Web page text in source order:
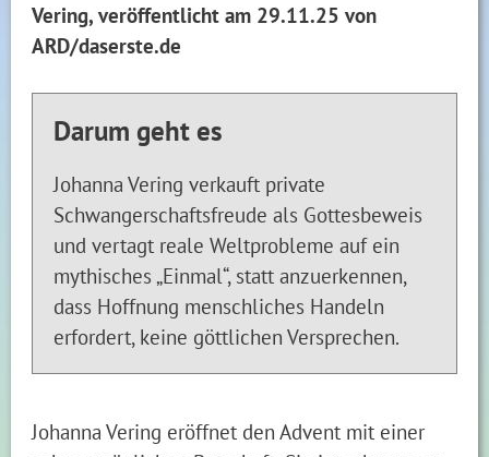
Vering, veröffentlicht am 29.11.25 von
ARD/daserste.de
Darum geht es
Johanna Vering verkauft private
Schwangerschaftsfreude als Gottesbeweis
und vertagt reale Weltprobleme auf ein
mythisches „Einmal“, statt anzuerkennen,
dass Hoffnung menschliches Handeln
erfordert, keine göttlichen Versprechen.
Johanna Vering eröffnet den Advent mit einer